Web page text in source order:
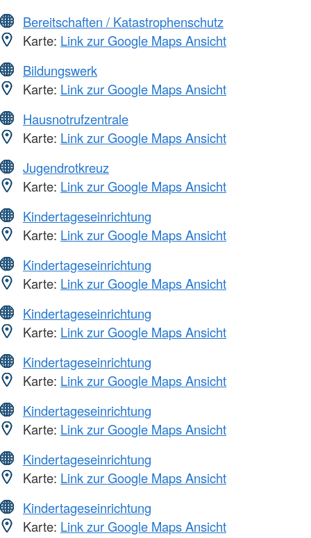
Bereitschaften / Katastrophenschutz
Karte: Link zur Google Maps Ansicht
Bildungswerk
Karte: Link zur Google Maps Ansicht
Hausnotrufzentrale
Karte: Link zur Google Maps Ansicht
Jugendrotkreuz
Karte: Link zur Google Maps Ansicht
Kindertageseinrichtung
Karte: Link zur Google Maps Ansicht
Kindertageseinrichtung
Karte: Link zur Google Maps Ansicht
Kindertageseinrichtung
Karte: Link zur Google Maps Ansicht
Kindertageseinrichtung
Karte: Link zur Google Maps Ansicht
Kindertageseinrichtung
Karte: Link zur Google Maps Ansicht
Kindertageseinrichtung
Karte: Link zur Google Maps Ansicht
Kindertageseinrichtung
Karte: Link zur Google Maps Ansicht